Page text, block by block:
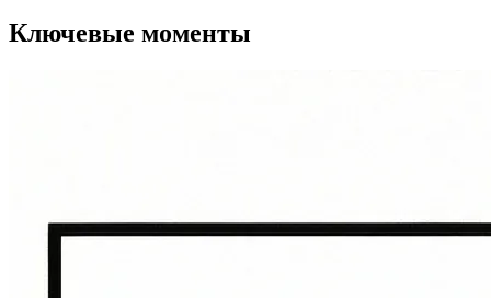
Ключевые моменты